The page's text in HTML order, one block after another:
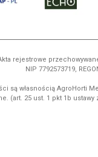
rejestrowe
NIP 7792573719,
są własnością AgroHorti
(art. 25 ust. 1 pkt 1b